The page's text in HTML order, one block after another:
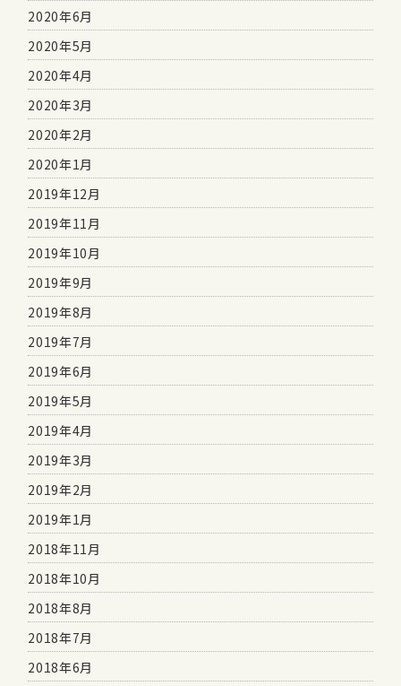
2020年6月
2020年5月
2020年4月
2020年3月
2020年2月
2020年1月
2019年12月
2019年11月
2019年10月
2019年9月
2019年8月
2019年7月
2019年6月
2019年5月
2019年4月
2019年3月
2019年2月
2019年1月
2018年11月
2018年10月
2018年8月
2018年7月
2018年6月